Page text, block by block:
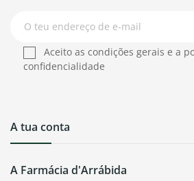
A Farmácia d'Arrábida
A tua conta
Aceito as condições gerais e a
confidencialidade